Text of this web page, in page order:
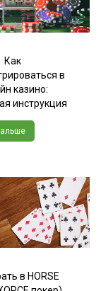
Как
в
казино:
инструкция
в HORSE